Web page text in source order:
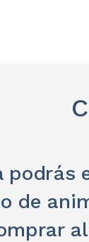
podrás
de